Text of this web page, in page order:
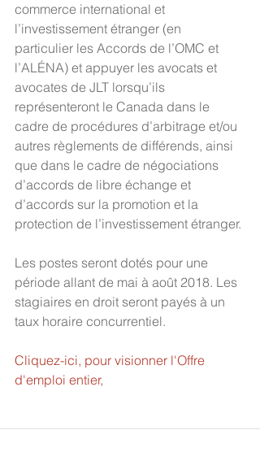
commerce international et
l’investissement étranger (en
particulier les Accords de l’OMC et
l’ALÉNA) et appuyer les avocats et
avocates de JLT lorsqu’ils
représenteront le Canada dans le
cadre de procédures d’arbitrage et/ou
autres règlements de différends, ainsi
que dans le cadre de négociations
d’accords de libre échange et
d’accords sur la promotion et la
protection de l’investissement étranger.
Les postes seront dotés pour une
période allant de mai à août 2018. Les
stagiaires en droit seront payés à un
taux horaire concurrentiel.
Cliquez-ici, pour visionner l'Offre
d'emploi entier,